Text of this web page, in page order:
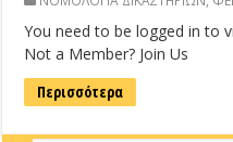
You need to be logged in to
Not a Member? Join Us
Περισσότερα